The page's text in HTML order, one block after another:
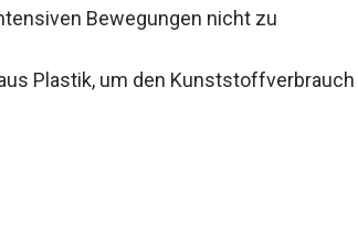
Bewegungen nicht zu
Plastik, um den Kunststoffverbrauch